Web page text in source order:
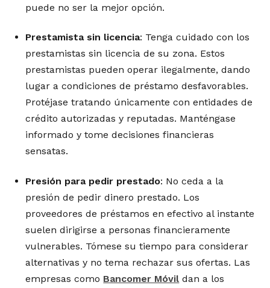
puede no ser la mejor opción.
Prestamista sin licencia: Tenga cuidado con los
prestamistas sin licencia de su zona. Estos
prestamistas pueden operar ilegalmente, dando
lugar a condiciones de préstamo desfavorables.
Protéjase tratando únicamente con entidades de
crédito autorizadas y reputadas. Manténgase
informado y tome decisiones financieras
sensatas.
Presión para pedir prestado: No ceda a la
presión de pedir dinero prestado. Los
proveedores de préstamos en efectivo al instante
suelen dirigirse a personas financieramente
vulnerables. Tómese su tiempo para considerar
alternativas y no tema rechazar sus ofertas. Las
empresas como Bancomer Móvil dan a los